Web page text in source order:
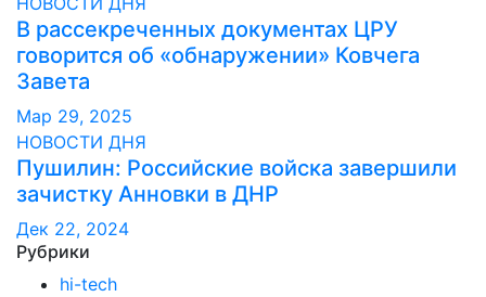
В рассекреченных документах ЦРУ
говорится об «обнаружении» Ковчега
Завета
Мар 29, 2025
НОВОСТИ ДНЯ
Пушилин: Российские войска завершили
зачистку Анновки в ДНР
Дек 22, 2024
Рубрики
hi-tech